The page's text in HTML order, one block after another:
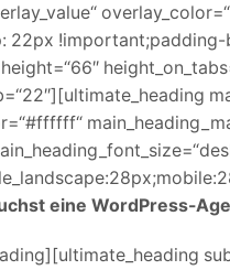
22px
eine WordPress-